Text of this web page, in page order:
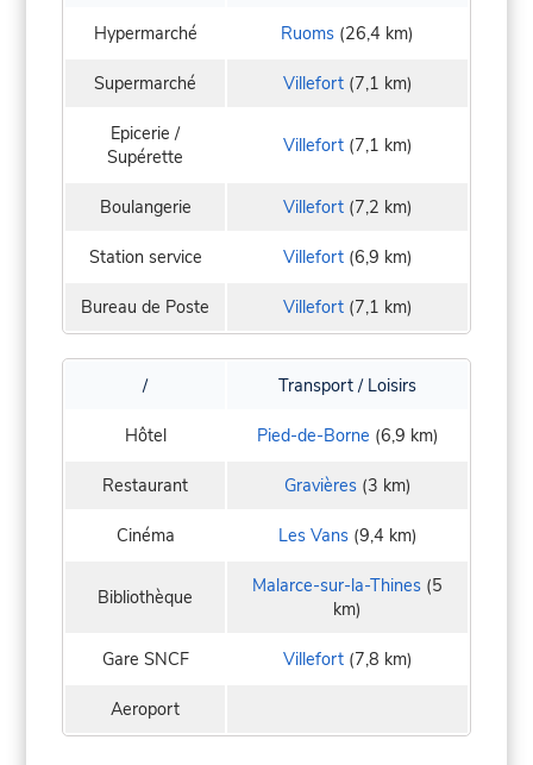
Hypermarché Ruoms (26,4 km)
Supermarché Villefort(7,1 km)
Epicerie /
Supérette
Villefort(7,1 km)
Boulangerie Villefort(7,2 km)
Station service Villefort(6,9 km)
Bureau de Poste Villefort(7,1 km)
/ Transport / Loisirs
Hôtel Pied-de-Borne (6,9 km)
Restaurant Gravières(3 km)
Cinéma Les Vans(9,4 km)
Bibliothèque Malarce-sur-la-Thines (5
km)
Gare SNCF Villefort(7,8 km)
Aeroport